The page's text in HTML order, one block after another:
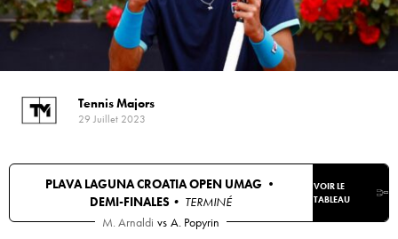
Tennis Majors
29 Juillet 2023
PLAVA LAGUNA CROATIA OPEN UMAG •
DEMI-FINALES • TERMINÉ
VOIR LE
TABLEAU
M. Arnaldi vs A. Popyrin